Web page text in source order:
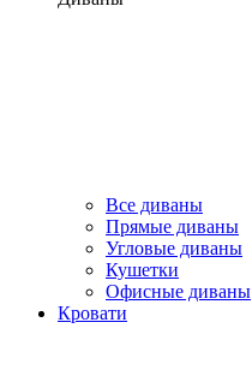
Все диваны
Прямые диваны
Угловые диваны
Кушетки
Офисные диваны
Кровати